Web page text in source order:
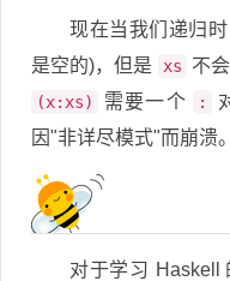
现在当我们递归时
是空的)，但是
xs 不
(x:xs) 需要一个 :
因"非详尽模式"而崩溃。
对于学习 Haskell